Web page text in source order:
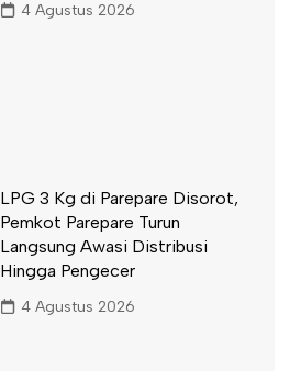
4 Agustus 2026
LPG 3 Kg di Parepare Disorot,
Pemkot Parepare Turun
Langsung Awasi Distribusi
Hingga Pengecer
4 Agustus 2026